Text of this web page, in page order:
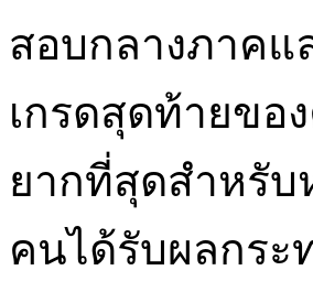
สอบกลางภาคแ
เกรดสุดท้ายขอ
ยากที่สุดสำหรับ
คนได้รับผลกระ